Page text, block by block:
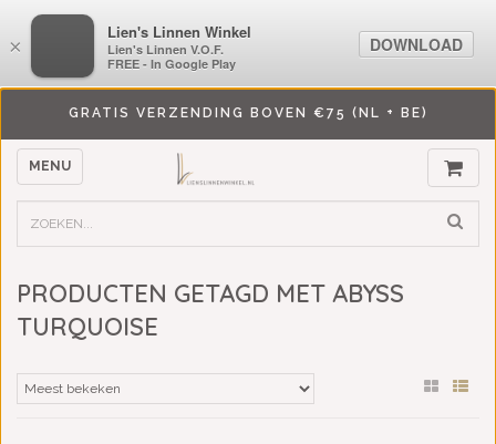
GRATIS VERZENDING BOVEN €75 (NL + BE)
MENU
PRODUCTEN GETAGD MET ABYSS
TURQUOISE
×
LiensLinnenwinkel.nl
Lien's Linnen V.O.F.
FREE - In Google Play
DOWNLOAD
×
Lien's Linnen Winkel
Lien's Linnen V.O.F.
FREE - In Google Play
DOWNLOAD